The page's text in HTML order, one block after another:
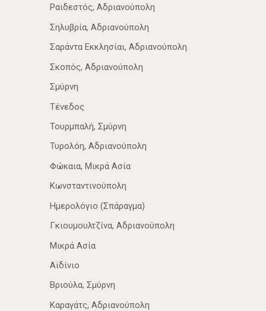
Ραιδεστός, Αδριανούπολη
Σηλυβρία, Αδριανούπολη
Σαράντα Εκκλησίαι, Αδριανούπολη
Σκοπός, Αδριανούπολη
Σμύρνη
Τένεδος
Τουρμπαλή, Σμύρνη
Τυρολόη, Αδριανούπολη
Φώκαια, Μικρά Ασία
Κωνσταντινούπολη
Ημερολόγιο (Σπάραγμα)
Γκιουμουλτζίνα, Αδριανούπολη
Μικρά Ασία
Αϊδίνιο
Βριούλα, Σμύρνη
Καραγάτς, Αδριανούπολη